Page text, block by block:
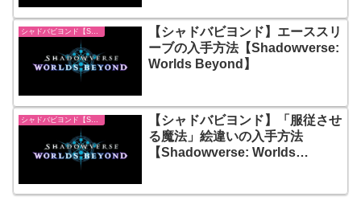
シャドバビヨンド【Shadowverse: Worlds Beyond】
【シャドバビヨンド】エーススリ
ーブの入手方法【Shadowverse:
Worlds Beyond】
【シャドバビヨンド】「服従させ
る魔法」絵違いの入手方法
【Shadowverse: Worlds